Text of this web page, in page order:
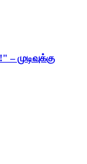
முடிவுக்கு